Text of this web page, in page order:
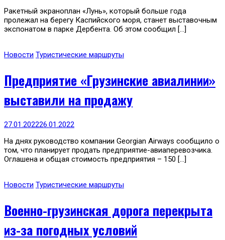
Ракетный экраноплан «Лунь», который больше года
пролежал на берегу Каспийского моря, станет выставочным
экспонатом в парке Дербента. Об этом сообщил […]
Новости Туристические маршруты
Предприятие «Грузинские авиалинии»
выставили на продажу
27.01.202226.01.2022
На днях руководство компании Georgian Airways сообщило о
том, что планирует продать предприятие-авиаперевозчика.
Оглашена и общая стоимость предприятия – 150 […]
Новости Туристические маршруты
Военно-грузинская дорога перекрыта
из-за погодных условий